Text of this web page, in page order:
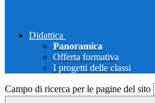
Didattica
Panoramica
Offerta formativa
I progetti delle classi
Campo di ricerca per le pagine del sito